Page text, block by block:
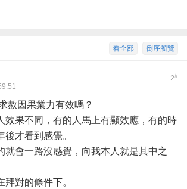
倒序瀏覽
看全部
2#
赦因果業力有效嗎？
效果不同，有的人馬上有顯效應，有的時
才看到感覺。
就會一路沒感覺，向我本人就是其中之
對的條件下。